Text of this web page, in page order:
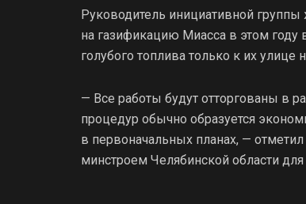
Руководитель инициативной
на газификацию Миасса в этом
голубого топлива только к их улице
— Все работы будут отторгованы в
процедур обычно образуется
в первоначальных планах, —
минстроем Челябинской области